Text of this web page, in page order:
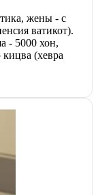
жены - с
- 5000 хон,
кицва (хевра